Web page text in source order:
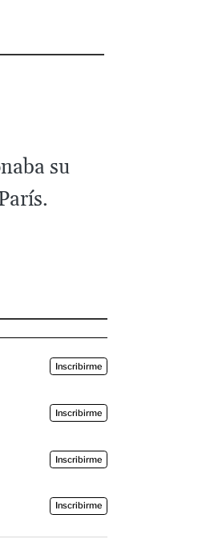
su
Inscribirme
Inscribirme
Inscribirme
Inscribirme